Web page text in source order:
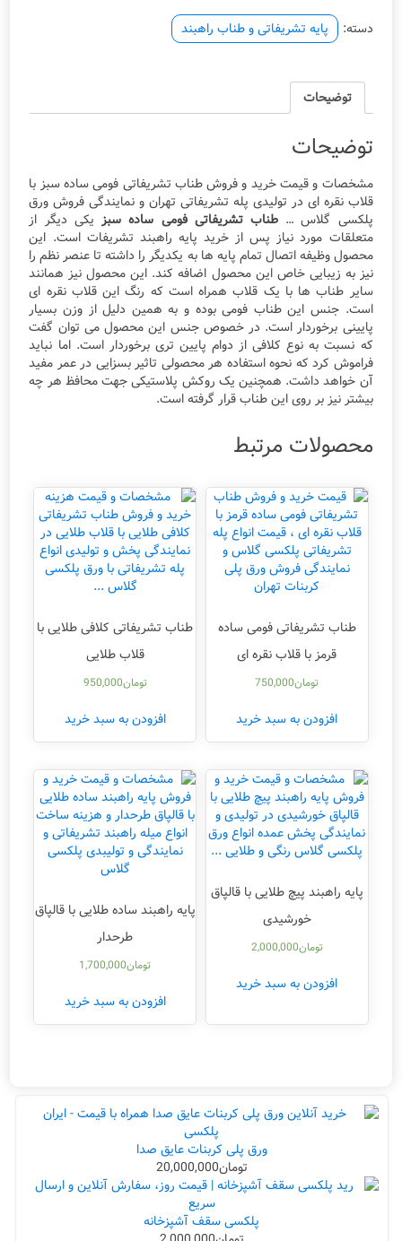
نقره
دسته: پایه تشریفاتی و طناب راهبند
توضیحات
توضیحات
مشخصات و قیمت خرید و فروش طناب تشریفاتی فومی ساده سبز با
قلاب نقره ای در تولیدی پله تشریفاتی تهران و نمایندگی فروش ورق
پلکسی گلاس …طناب تشریفاتی فومی ساده سبزیکی دیگر از
متعلقات مورد نیاز پس از خرید پایه راهبند تشریفات است. این
محصول وظیفه اتصال تمام پایه ها به یکدیگر را داشته تا عنصر نظم را
نیز به زیبایی خاص این محصول اضافه کند. این محصول نیز همانند
سایر طناب ها با یک قلاب همراه است که رنگ این قلاب نقره ای
است. جنس این طناب فومی بوده و به همین دلیل از وزن بسیار
پایینی برخوردار است. در خصوص جنس این محصول می توان گفت
که نسبت به نوع کلافی از دوام پایین تری برخوردار است. اما نباید
فراموش کرد که نحوه استفاده هر محصولی تاثیر بسزایی در عمر مفید
آن خواهد داشت. همچنین یک روکش پلاستیکی جهت محافظ هر چه
بیشتر نیز بر روی این طناب قرار گرفته است.
محصولات مرتبط
طناب تشریفاتی فومی ساده
قرمز با قلاب نقره ای
تومان750,000
افزودن به سبد خرید
طناب تشریفاتی کلافی طلایی با
قلاب طلایی
تومان950,000
افزودن به سبد خرید
پایه راهبند پیچ طلایی با قالپاق
خورشیدی
تومان2,000,000
افزودن به سبد خرید
پایه راهبند ساده طلایی با قالپاق
طرحدار
تومان1,700,000
افزودن به سبد خرید
ورق پلی کربنات عایق صدا
تومان20,000,000
پلکسی سقف آشپزخانه